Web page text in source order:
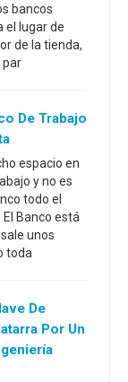
bancos
el lugar de
de la tienda,
par
De Trabajo
espacio en
y no es
todo el
Banco está
unos
toda
De
Por Un